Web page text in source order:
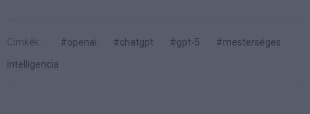
Címkék: #openai #chatgpt #gpt-5
#mesterséges
intelligencia